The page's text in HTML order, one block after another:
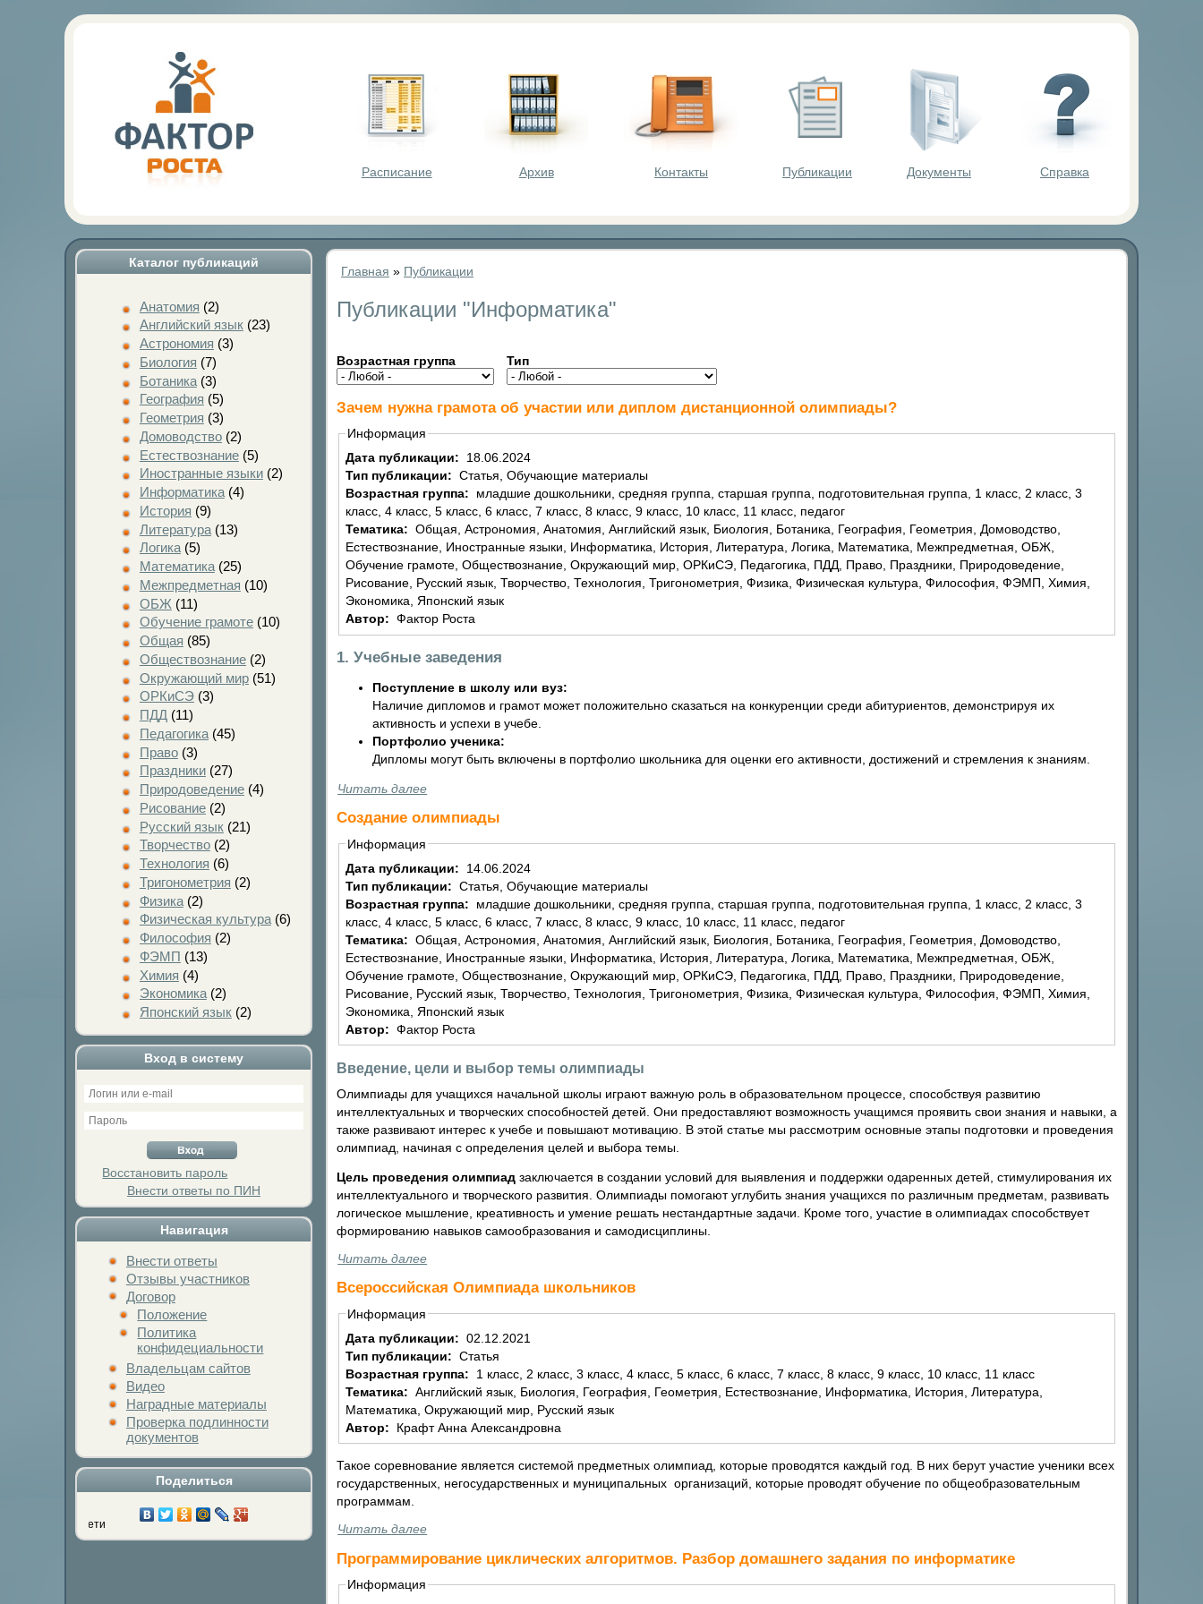
Расписание Архив Контакты Публикации Документы Справка
Каталог публикаций
Анатомия (2)
Английский язык(23)
Астрономия (3)
Биология (7)
Ботаника(3)
География (5)
Геометрия (3)
Домоводство(2)
Естествознание(5)
Иностранные языки(2)
Информатика(4)
История (9)
Литература(13)
Логика(5)
Математика(25)
Межпредметная (10)
ОБЖ (11)
Обучение грамоте(10)
Общая (85)
Обществознание(2)
Окружающий мир(51)
ОРКиСЭ(3)
ПДД (11)
Педагогика(45)
Право(3)
Праздники(27)
Природоведение(4)
Рисование(2)
Русский язык(21)
Творчество(2)
Технология (6)
Тригонометрия (2)
Физика(2)
Физическая культура(6)
Философия (2)
ФЭМП (13)
Химия (4)
Экономика(2)
Японский язык(2)
Вход в систему
Восстановить пароль
Внести ответы по ПИН
Навигация
Внести ответы
Отзывы участников
Договор
Положение
Политика
конфидециальности
Владельцам сайтов
Видео
Наградные материалы
Проверка подлинности
документов
Поделиться
Нажми на кнопку любимой социальной сети
Главная » Публикации
Публикации "Информатика"
Возрастная группа Тип
Зачем нужна грамота об участии или диплом дистанционной олимпиады?
Информация
Дата публикации:
18.06.2024
Тип публикации: Статья, Обучающие материалы
Возрастная группа:
класс, 4 класс, 5 класс, 6 класс, 7 класс, 8 класс, 9 класс, 10 класс, 11 класс, педагог
Тематика: Общая, Астрономия, Анатомия, Английский язык, Биология, Ботаника, География, Геометрия, Домоводство,
Естествознание, Иностранные языки, Информатика, История, Литература, Логика, Математика, Межпредметная, ОБЖ,
Обучение грамоте, Обществознание, Окружающий мир, ОРКиСЭ, Педагогика, ПДД, Право, Праздники, Природоведение,
Рисование, Русский язык, Творчество, Технология, Тригонометрия, Физика, Физическая культура, Философия, ФЭМП, Химия,
Экономика, Японский язык
Автор: Фактор Роста
1. Учебные заведения
Поступление в школу или вуз:
Наличие дипломов и грамот может положительно сказаться на конкуренции среди абитуриентов, демонстрируя их
активность и успехи в учебе.
Портфолио ученика:
Дипломы могут быть включены в портфолио школьника для оценки его активности, достижений и стремления к знаниям.
Читать далее
Создание олимпиады
Информация
Дата публикации:
14.06.2024
Тип публикации: Статья, Обучающие материалы
Возрастная группа:
класс, 4 класс, 5 класс, 6 класс, 7 класс, 8 класс, 9 класс, 10 класс, 11 класс, педагог
Тематика: Общая, Астрономия, Анатомия, Английский язык, Биология, Ботаника, География, Геометрия, Домоводство,
Естествознание, Иностранные языки, Информатика, История, Литература, Логика, Математика, Межпредметная, ОБЖ,
Обучение грамоте, Обществознание, Окружающий мир, ОРКиСЭ, Педагогика, ПДД, Право, Праздники, Природоведение,
Рисование, Русский язык, Творчество, Технология, Тригонометрия, Физика, Физическая культура, Философия, ФЭМП, Химия,
Экономика, Японский язык
Автор: Фактор Роста
Введение, цели и выбор темы олимпиады
Олимпиады для учащихся начальной школы играют важную роль в образовательном процессе, способствуя развитию
интеллектуальных и творческих способностей детей. Они предоставляют возможность учащимся проявить свои знания и навыки, а
также развивают интерес к учебе и повышают мотивацию. В этой статье мы рассмотрим основные этапы подготовки и проведения
олимпиад, начиная с определения целей и выбора темы.
Цель проведения олимпиад заключается в создании условий для выявления и поддержки одаренных детей, стимулирования их
интеллектуального и творческого развития. Олимпиады помогают углубить знания учащихся по различным предметам, развивать
логическое мышление, креативность и умение решать нестандартные задачи. Кроме того, участие в олимпиадах способствует
формированию навыков самообразования и самодисциплины.
Читать далее
Всероссийская Олимпиада школьников
Информация
Дата публикации: 02.12.2021
Тип публикации: Статья
Возрастная группа:
1 класс, 2 класс, 3 класс, 4 класс, 5 класс, 6 класс, 7 класс, 8 класс, 9 класс, 10 класс, 11 класс
Тематика: Английский язык, Биология, География, Геометрия, Естествознание, Информатика, История, Литература,
Математика, Окружающий мир, Русский язык
Автор:
Крафт Анна Александровна
Такое соревнование является системой предметных олимпиад, которые проводятся каждый год. В них берут участие ученики всех
государственных, негосударственных и муниципальных организаций, которые проводят обучение по общеобразовательным
программам.
Читать далее
Программирование циклических алгоритмов. Разбор домашнего задания по информатике
Информация